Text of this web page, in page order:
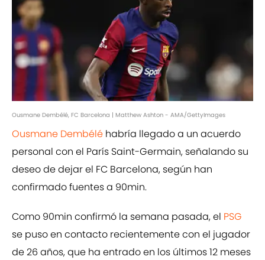
Ousmane Dembélé, FC Barcelona | Matthew Ashton - AMA/GettyImages
Ousmane Dembélé habría llegado a un acuerdo
personal con el París Saint-Germain, señalando su
deseo de dejar el FC Barcelona, según han
confirmado fuentes a 90min.
Como 90min confirmó la semana pasada, el PSG
se puso en contacto recientemente con el jugador
de 26 años, que ha entrado en los últimos 12 meses